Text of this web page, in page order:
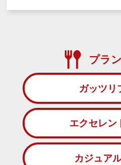
プラ
ガッツリ
エクセレン
カジュア